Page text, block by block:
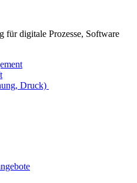
digitale Prozesse, Software
Druck)